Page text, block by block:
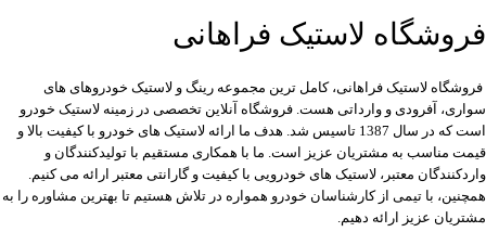
فروشگاه لاستیک فراهانی
فروشگاه لاستیک فراهانی، کامل ترین مجموعه رینگ و لاستیک خودروهای های
سواری، آفرودی و وارداتی هست. فروشگاه آنلاین تخصصی در زمینه لاستیک خودرو
است که در سال 1387 تاسیس شد. هدف ما ارائه لاستیک های خودرو با کیفیت بالا و
قیمت مناسب به مشتریان عزیز است. ما با همکاری مستقیم با تولیدکنندگان و
واردکنندگان معتبر، لاستیک های خودرویی با کیفیت و گارانتی معتبر ارائه می کنیم.
همچنین، با تیمی از کارشناسان خودرو همواره در تلاش هستیم تا بهترین مشاوره را به
مشتریان عزیز ارائه دهیم.